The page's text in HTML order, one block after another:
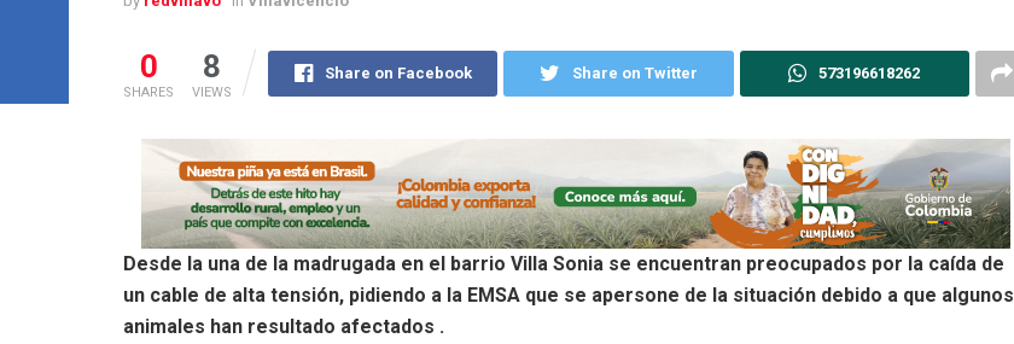
0
SHARES
8
VIEWS
Share on Facebook Share on Twitter 573196618262
Desde la una de la madrugada en el barrio Villa Sonia se encuentran preocupados por la caída de
un cable de alta tensión, pidiendo a la EMSA que se apersone de la situación debido a que algunos
animales han resultado afectados .